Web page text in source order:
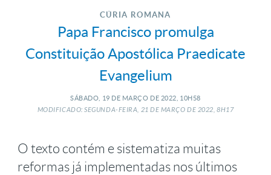
CÚRIA ROMANA
Papa Francisco promulga
Constituição Apostólica Praedicate
Evangelium
SÁBADO, 19 DE MARÇO DE 2022, 10H58
MODIFICADO: SEGUNDA-FEIRA, 21 DE MARÇO DE 2022, 8H17
O texto contém e sistematiza muitas
reformas já implementadas nos últimos